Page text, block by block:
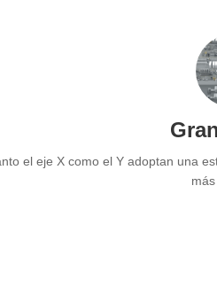
el eje X como el Y adoptan una